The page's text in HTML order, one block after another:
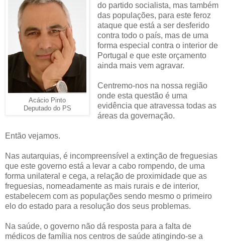
Acácio Pinto
Deputado do PS
do partido socialista, mas também
das populações, para este feroz
ataque que está a ser desferido
contra todo o país, mas de uma
forma especial contra o interior de
Portugal e que este orçamento
ainda mais vem agravar.
Centremo-nos na nossa região
onde esta questão é uma
evidência que atravessa todas as
áreas da governação.
Então vejamos.
Nas autarquias, é incompreensível a extinção de freguesias
que este governo está a levar a cabo rompendo, de uma
forma unilateral e cega, a relação de proximidade que as
freguesias, nomeadamente as mais rurais e de interior,
estabelecem com as populações sendo mesmo o primeiro
elo do estado para a resolução dos seus problemas.
Na saúde, o governo não dá resposta para a falta de
médicos de família nos centros de saúde atingindo-se a